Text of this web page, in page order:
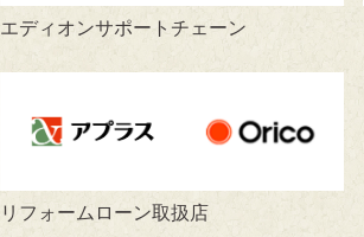
エディオンサポートチェーン
リフォームローン取扱店